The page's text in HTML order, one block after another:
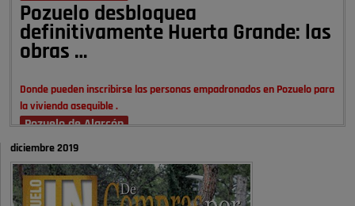
Pozuelo desbloquea
definitivamente Huerta Grande: las
obras …
Donde pueden inscribirse las personas empadronados en Pozuelo para
la vivienda asequible .
Pozuelo de Alarcón
Pozuelo desbloquea
definitivamente Huerta Grande: las
obras …
diciembre 2019